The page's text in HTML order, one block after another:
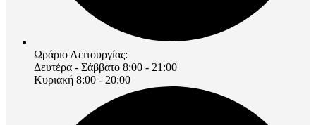
Ωράριο Λειτουργίας:
Δευτέρα - Σάββατο 8:00 - 21:00
Κυριακή 8:00 - 20:00